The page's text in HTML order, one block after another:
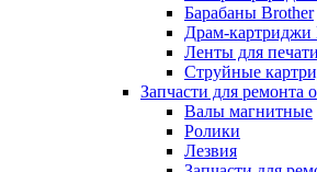
Барабаны Brother
Драм-картриджи
Ленты для
Струйные
Запчасти для ремонта
Валы магнитные
Ролики
Лезвия